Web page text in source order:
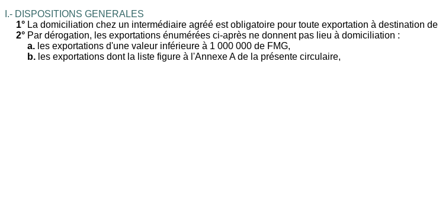
I.- DISPOSITIONS GENERALES
1° La domiciliation chez un intermédiaire agréé est obligatoire pour toute exportation à destination de
2° Par dérogation, les exportations énumérées ci-après ne donnent pas lieu à domiciliation :
a. les exportations d'une valeur inférieure à 1 000 000 de FMG,
b. les exportations dont la liste figure à l'Annexe A de la présente circulaire,